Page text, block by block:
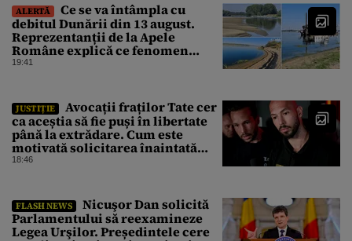
ALERTĂ
Ce se va întâmpla cu
debitul Dunării din 13 august.
Reprezentanții de la Apele
Române explică ce fenomen
urmează
19:41
JUSTIȚIE
Avocații fraților Tate cer
ca aceștia să fie puși în libertate
până la extrădare. Cum este
motivată solicitarea înaintată
instanței
18:46
FLASH NEWS
Nicuşor Dan solicită
Parlamentului să reexamineze
Legea Urşilor. Președintele cere